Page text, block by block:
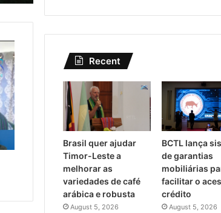
Recent
Brasil quer ajudar
Timor-Leste a
melhorar as
variedades de café
arábica e robusta
August 5, 2026
BCTL lança
de garantias
mobiliárias
facilitar o
crédito
August 5, 2026